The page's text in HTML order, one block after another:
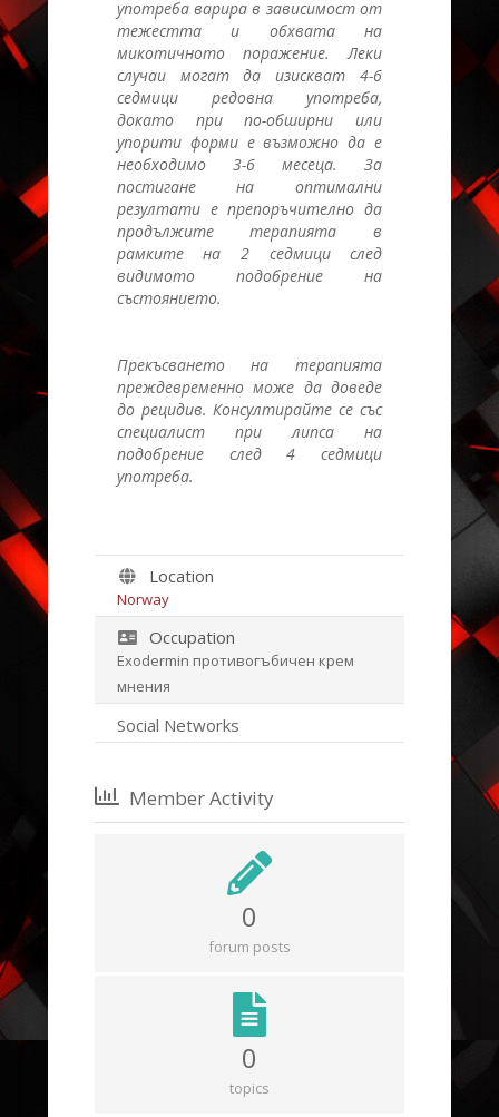
употреба варира в зависимост от
тежестта и обхвата на
микотичното поражение. Леки
случаи могат да изискват 4-6
седмици редовна употреба,
докато при по-обширни или
упорити форми е възможно да е
необходимо 3-6 месеца. За
постигане на оптимални
резултати е препоръчително да
продължите терапията в
рамките на 2 седмици след
видимото подобрение на
състоянието.
Прекъсването на терапията
преждевременно може да доведе
до рецидив. Консултирайте се със
специалист при липса на
подобрение след 4 седмици
употреба.
Location
Norway
Occupation
Exodermin противогъбичен крем
мнения
Social Networks
Member Activity
0
forum posts
0
topics